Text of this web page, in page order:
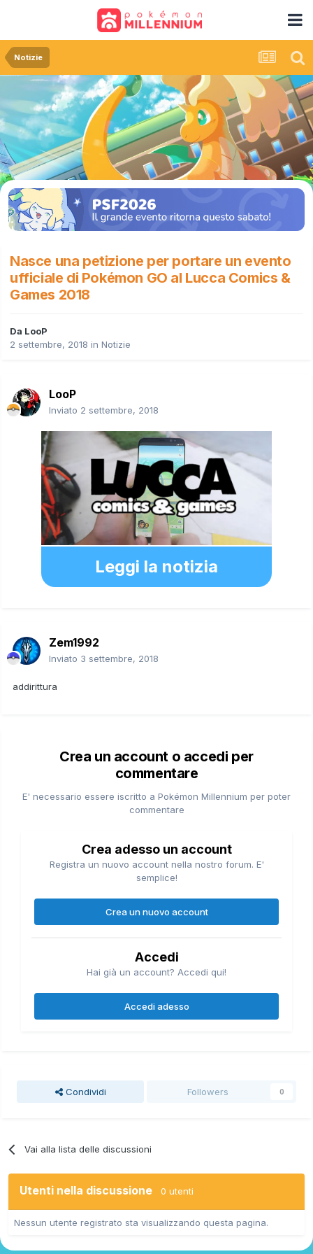
Notizie
Nasce una petizione per portare un evento
ufficiale di Pokémon GO al Lucca Comics &
Games 2018
Da LooP
2 settembre, 2018 in Notizie
LooP
Inviato 2 settembre, 2018
Leggi la notizia
Zem1992
Inviato 3 settembre, 2018
addirittura
Crea un account o accedi per
commentare
E' necessario essere iscritto a Pokémon Millennium per poter
commentare
Crea adesso un account
Registra un nuovo account nella nostro forum. E'
semplice!
Crea un nuovo account
Accedi
Hai già un account? Accedi qui!
Accedi adesso
Condividi Followers 0
Vai alla lista delle discussioni
Utenti nella discussione 0 utenti
Nessun utente registrato sta visualizzando questa pagina.